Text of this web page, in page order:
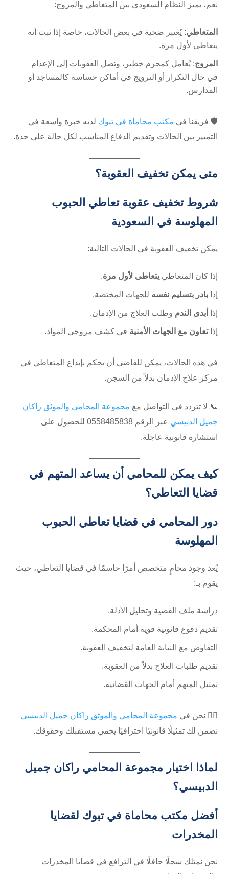
نعم، يميز النظام السعودي بين المتعاطي والمروج:
المتعاطي: يُعتبر ضحية في بعض الحالات، خاصة إذا ثبت أنه
يتعاطى لأول مرة.
المروج: يُعامل كمجرم خطير، وتصل العقوبات إلى الإعدام
في حال التكرار أو الترويج في أماكن حساسة كالمساجد أو
المدارس.
🛡️ فريقنا في مكتب محاماة في تبوك لديه خبرة واسعة في
التمييز بين الحالات وتقديم الدفاع المناسب لكل حالة على حدة.
متى يمكن تخفيف العقوبة؟
شروط تخفيف عقوبة تعاطي الحبوب
المهلوسة في السعودية
يمكن تخفيف العقوبة في الحالات التالية:
إذا كان المتعاطييتعاطى لأول مرة.
إذابادر بتسليم نفسه للجهات المختصة.
إذا أبدى الندم وطلب العلاج من الإدمان.
إذاتعاون مع الجهات الأمنية في كشف مروجي المواد.
في هذه الحالات، يمكن للقاضي أن يحكم بإيداع المتعاطي في
مركز علاج الإدمان بدلاً من السجن.
📞 لا تتردد في التواصل مع مجموعة المحامي والموثق راكان
جميل الدبيسي
عبر الرقم ⁦0558485838⁩ للحصول على
استشارة قانونية عاجلة.
كيف يمكن للمحامي أن يساعد المتهم في
قضايا التعاطي؟
دور المحامي في قضايا تعاطي الحبوب
المهلوسة
يُعد وجود محامٍ متخصص أمرًا حاسمًا في قضايا التعاطي، حيث
يقوم بـ:
دراسة ملف القضية وتحليل الأدلة.
تقديم دفوع قانونية قوية أمام المحكمة.
التفاوض مع النيابة العامة لتخفيف العقوبة.
تقديم طلبات العلاج بدلاً من العقوبة.
تمثيل المتهم أمام الجهات القضائية.
👨‍⚖️ نحن في مجموعة المحامي والموثق راكان جميل الدبيسي
نضمن لك تمثيلًا قانونيًا احترافيًا يحمي مستقبلك وحقوقك.
لماذا اختيار مجموعة المحامي راكان جميل
الدبيسي؟
أفضل مكتب محاماة في تبوك لقضايا
المخدرات
نحن نمتلك سجلًا حافلًا في الترافع في قضايا المخدرات